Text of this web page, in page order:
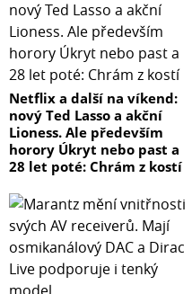
Netflix a další na víkend:
nový Ted Lasso a akční
Lioness. Ale především
horory Úkryt nebo past a
28 let poté: Chrám z kostí